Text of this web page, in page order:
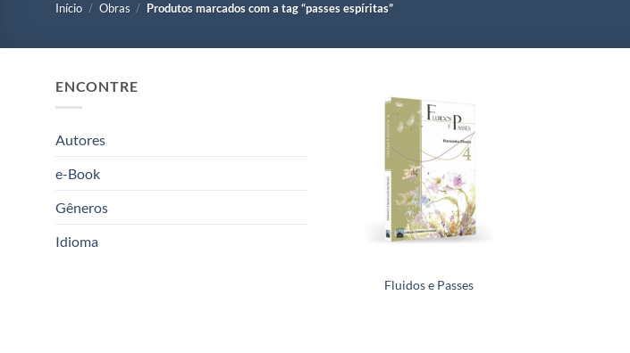
Início / Obras / Produtos marcados com a tag “passes espíritas”
ENCONTRE
Autores
e-Book
Gêneros
Idioma
Fluidos e Passes